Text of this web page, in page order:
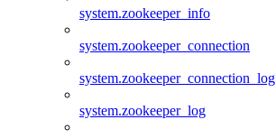
system.zookeeper_info
system.zookeeper_connection
system.zookeeper_connection_log
system.zookeeper_log